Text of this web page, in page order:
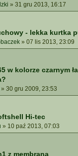
» 31 gru 2013, 16:17
- lekka kurtka
» 07 lis 2013, 23:09
w kolorze czarnym
» 30 gru 2009, 23:53
Hi-tec
» 10 paź 2013, 07:03
z membraną